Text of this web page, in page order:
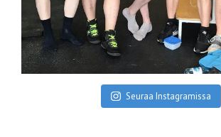
Seuraa Instagramissa